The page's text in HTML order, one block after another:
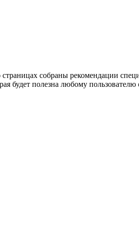
собраны рекомендации
будет полезна любому пользователю